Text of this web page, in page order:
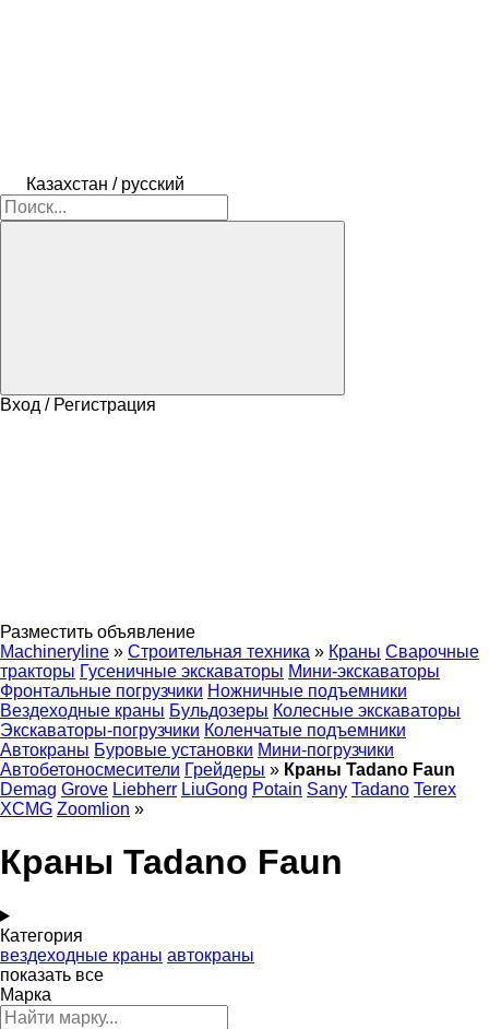
Казахстан / русский
Вход / Регистрация
Разместить объявление
Machineryline » Строительная техника » Краны Сварочные
тракторы Гусеничные экскаваторы Мини-экскаваторы
Фронтальные погрузчики Ножничные подъемники
Вездеходные краны Бульдозеры Колесные экскаваторы
Экскаваторы-погрузчики Коленчатые подъемники
Автокраны Буровые установки Мини-погрузчики
Автобетоносмесители Грейдеры » Краны Tadano Faun
Demag Grove Liebherr LiuGong Potain Sany Tadano Terex
XCMG Zoomlion »
Краны Tadano Faun
Категория
вездеходные краны автокраны
показать все
Марка